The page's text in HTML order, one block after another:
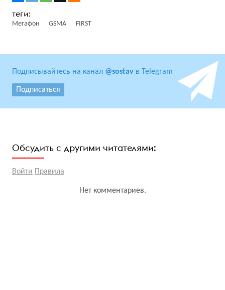
Мегафон GSMA FIRST
Подписывайтесь на канал @sostav в Telegram
Подписаться
Обсудить с другими читателями:
Войти Правила
Нет комментариев.